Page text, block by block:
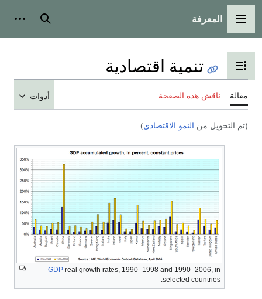
القائمة الرئيسية
المعرفة بحث
تبديل عرض جدول المحتويات
تنمية اقتصادية
مقالة ناقش هذه الصفحة أدوات
(تم التحويل من النمو الاقتصادي)
GDP real growth rates, 1990–1998 and 1990–2006, in
selected countries.